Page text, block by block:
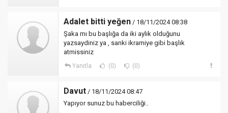
Adalet bitti yeğen / 18/11/2024 08:38
Şaka mı bu başlığa da iki aylık olduğunu
yazsaydiniz ya , sanki ikramiye gibi başlık
atmissiniz
Yanıtla (0) (0)
Davut / 18/11/2024 08:47
Yapıyor sunuz bu haberciliği..